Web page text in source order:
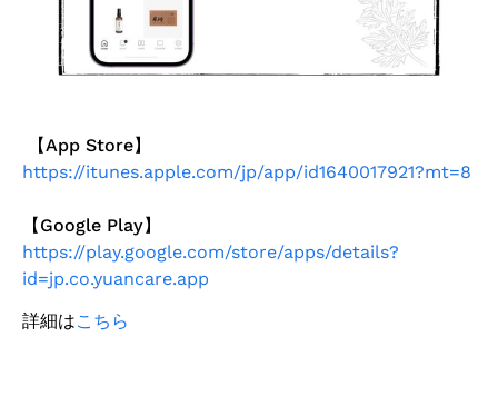
【App Store】
https://itunes.apple.com/jp/app/id1640017921?mt=8
【Google Play】
https://play.google.com/store/apps/details?
id=jp.co.yuancare.app
詳細はこちら